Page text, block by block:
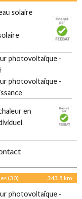
solaire
photovoltaïque -
photovoltaïque -
en
(30) 343.5 km
photovoltaïque -